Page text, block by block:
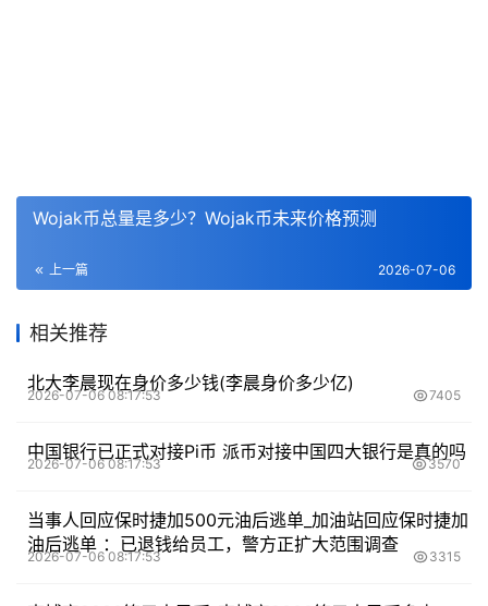
Wojak币总量是多少？Wojak币未来价格预测
上一篇 2026-07-06
相关推荐
北大李晨现在身价多少钱(李晨身价多少亿)
2026-07-06 08:17:53 7405
中国银行已正式对接Pi币 派币对接中国四大银行是真的吗
2026-07-06 08:17:53 3570
当事人回应保时捷加500元油后逃单_加油站回应保时捷加
油后逃单 ：已退钱给员工，警方正扩大范围调查
2026-07-06 08:17:53 3315